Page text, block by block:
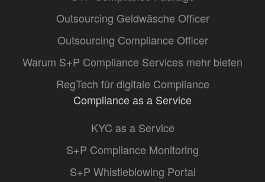
Outsourcing Geldwäsche Officer
Outsourcing Compliance Officer
Warum S+P Compliance Services mehr bieten
RegTech für digitale Compliance
Compliance as a Service
KYC as a Service
S+P Compliance Monitoring
S+P Whistleblowing Portal